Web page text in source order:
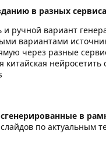
в разных
и ручной вариант
вариантами
через разные
китайская
в
по актуальным